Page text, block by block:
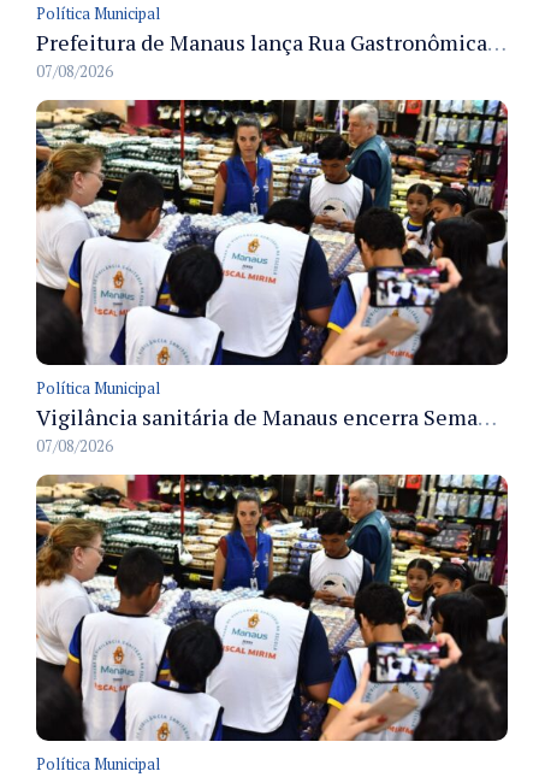
Política Municipal
Prefeitura de Manaus lança Rua Gastronômica preservando as 17 árvores da Ferreira Pena no Centro
07/08/2026
Política Municipal
Vigilância sanitária de Manaus encerra Semana da Vigilância com painel para médicos recém-formados e projeto Fiscal Mirim
07/08/2026
Política Municipal